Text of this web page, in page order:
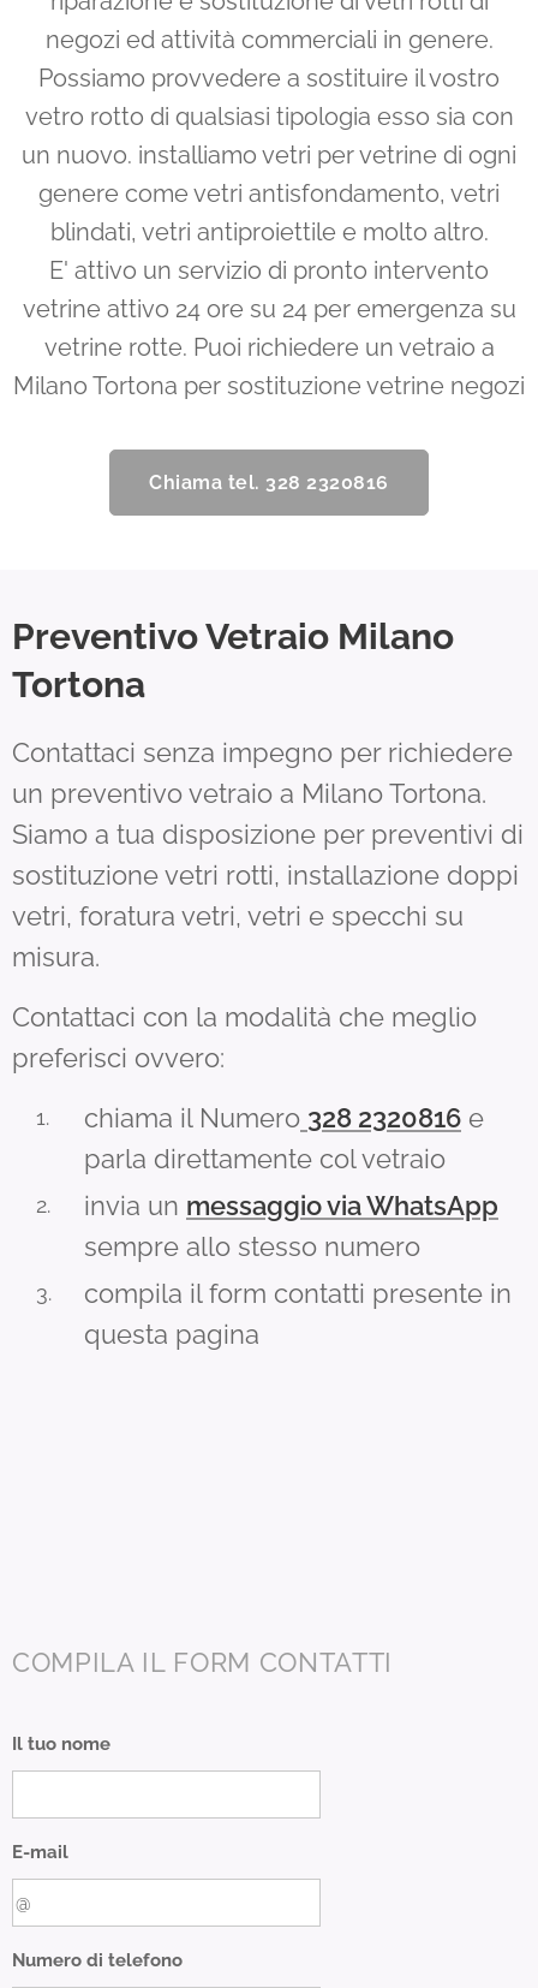
negozi ed attività commerciali in genere.
Possiamo provvedere a sostituire il vostro
vetro rotto di qualsiasi tipologia esso sia con
un nuovo. installiamo vetri per vetrine di ogni
genere come vetri antisfondamento, vetri
blindati, vetri antiproiettile e molto altro.
E' attivo un servizio di pronto intervento
vetrine attivo 24 ore su 24 per emergenza su
vetrine rotte. Puoi richiedere un vetraio a
Milano Tortona per sostituzione vetrine negozi
Chiama tel. 328 2320816
Preventivo Vetraio Milano
Tortona
Contattaci senza impegno per richiedere
un preventivo vetraio a Milano Tortona.
Siamo a tua disposizione per preventivi di
sostituzione vetri rotti, installazione doppi
vetri, foratura vetri, vetri e specchi su
misura.
Contattaci con la modalità che meglio
preferisci ovvero:
chiama il Numero 328 2320816 e
parla direttamente col vetraio
invia un messaggio via WhatsApp
sempre allo stesso numero
compila il form contatti presente in
questa pagina
COMPILA IL FORM CONTATTI
Il tuo nome
E-mail
Numero di telefono